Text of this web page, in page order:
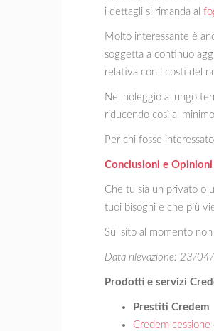
i dettagli si rimanda al
Molto interessante è
soggetta a continuo
relativa con i costi del
Nel noleggio a lungo
riducendo così al
Per chi fosse
Conclusioni e Opinioni
Che tu sia un privato o
tuoi bisogni e che più
Sul sito al momento
Data rilevazione: 23/
Prodotti e servizi
Prestiti Credem
Credem